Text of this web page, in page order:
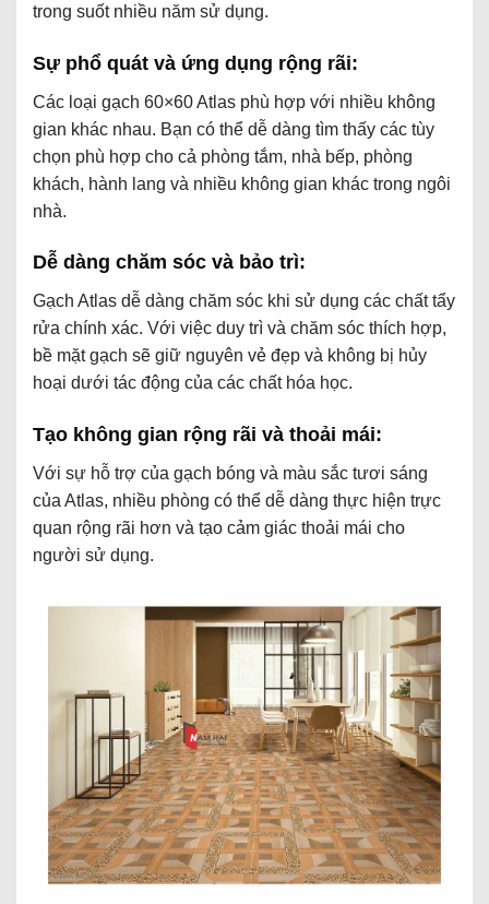
trong suốt nhiều năm sử dụng.
Sự phổ quát và ứng dụng rộng rãi:
Các loại gạch 60×60 Atlas phù hợp với nhiều không
gian khác nhau. Bạn có thể dễ dàng tìm thấy các tùy
chọn phù hợp cho cả phòng tắm, nhà bếp, phòng
khách, hành lang và nhiều không gian khác trong ngôi
nhà.
Dễ dàng chăm sóc và bảo trì:
Gạch Atlas dễ dàng chăm sóc khi sử dụng các chất tẩy
rửa chính xác. Với việc duy trì và chăm sóc thích hợp,
bề mặt gạch sẽ giữ nguyên vẻ đẹp và không bị hủy
hoại dưới tác động của các chất hóa học.
Tạo không gian rộng rãi và thoải mái:
Với sự hỗ trợ của gạch bóng và màu sắc tươi sáng
của Atlas, nhiều phòng có thể dễ dàng thực hiện trực
quan rộng rãi hơn và tạo cảm giác thoải mái cho
người sử dụng.